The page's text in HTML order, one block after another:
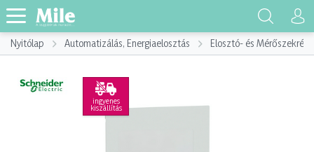
Nyitólap Automatizálás, Energiaelosztás Elosztó- és Mérőszekrény
ingyenes
kiszállítás